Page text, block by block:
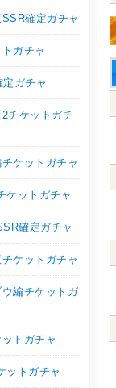
確定ガチャ
ガチャ
ガチャ
チケットガチ
ケットガチャ
ケットガチャ
確定ガチャ
ケットガチャ
編チケットガ
トガチャ
ットガチャ